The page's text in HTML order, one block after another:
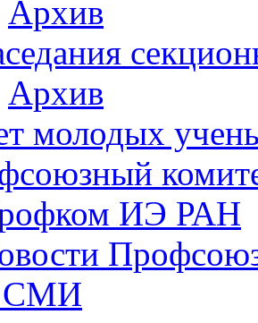
Архив
Архив
молодых
ИЭ РАН
СМИ